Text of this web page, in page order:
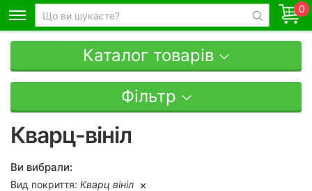
0
Каталог товарів
Фільтр
Кварц-вініл
Ви вибрали:
Вид покриття: Кварц вініл